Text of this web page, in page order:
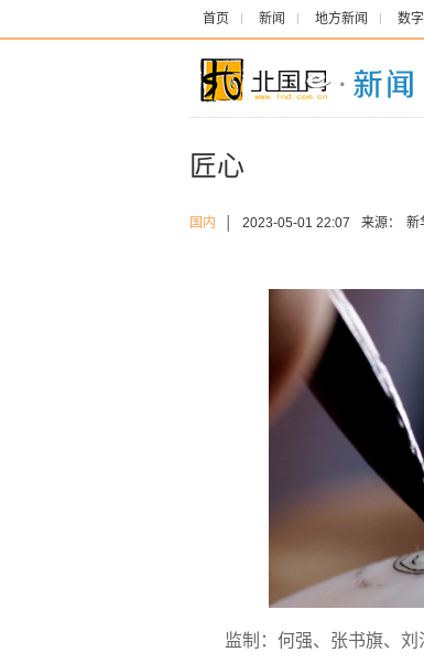
首页 新闻 地方新闻 数
匠心
国内 2023-05-01 22:07 来源： 新
监制：何强、张书旗、刘